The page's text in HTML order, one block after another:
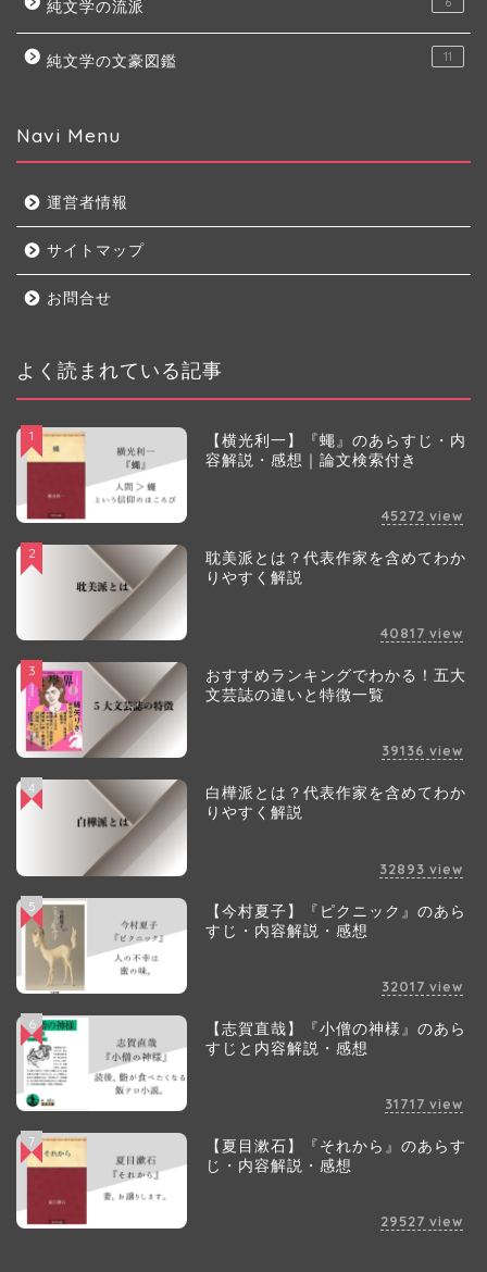
純文学の流派
純文学の文豪図鑑 11
Navi Menu
運営者情報
サイトマップ
お問合せ
よく読まれている記事
1
【横光利一】『蠅』のあらすじ・内
容解説・感想｜論文検索付き
45272 view
2
耽美派とは？代表作家を含めてわか
りやすく解説
40817 view
3
おすすめランキングでわかる！五大
文芸誌の違いと特徴一覧
39136 view
4
白樺派とは？代表作家を含めてわか
りやすく解説
32893 view
5
【今村夏子】『ピクニック』のあら
すじ・内容解説・感想
32017 view
6
【志賀直哉】『小僧の神様』のあら
すじと内容解説・感想
31717 view
7
【夏目漱石】『それから』のあらす
じ・内容解説・感想
29527 view